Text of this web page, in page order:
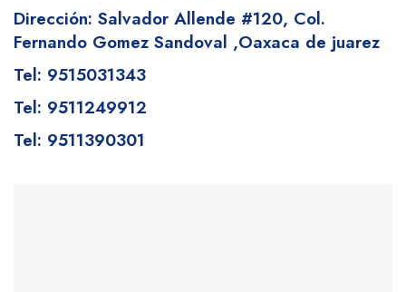
Dirección: Salvador Allende #120, Col.
Fernando Gomez Sandoval ,Oaxaca de juarez
Tel: 9515031343
Tel: 9511249912
Tel: 9511390301